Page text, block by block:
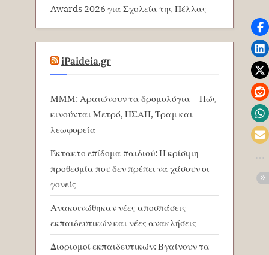
Awards 2026 για Σχολεία της Πέλλας
iPaideia.gr
ΜΜΜ: Αραιώνουν τα δρομολόγια – Πώς
κινούνται Μετρό, ΗΣΑΠ, Τραμ και
λεωφορεία
Έκτακτο επίδομα παιδιού: Η κρίσιμη
προθεσμία που δεν πρέπει να χάσουν οι
γονείς
Ανακοινώθηκαν νέες αποσπάσεις
εκπαιδευτικών και νέες ανακλήσεις
Διορισμοί εκπαιδευτικών: Βγαίνουν τα